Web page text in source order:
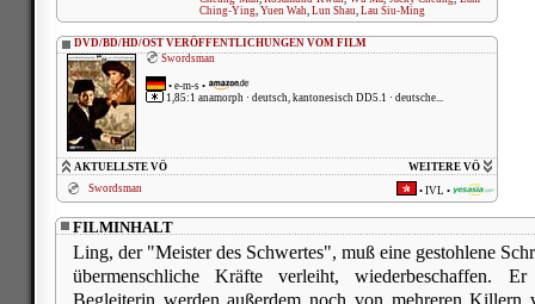
Ching-Ying, Yuen Wah, Lun Shau, Lau Siu-Ming
DVD/BD/HD/OST VERÖFFENTLICHUNGEN VOM FILM
Swordsman
• e-m-s •
1,85:1 anamorph · deutsch, kantonesisch DD5.1 · deutsche...
WEITERE VÖ
AKTUELLSTE VÖ
Swordsman
• IVL •
FILMINHALT
Ling, der "Meister des Schwertes", muß eine gestohlene
übermenschliche Kräfte verleiht, wiederbeschaffen.
Begleiterin werden außerdem noch von mehreren Killern